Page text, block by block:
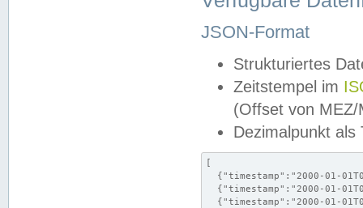
JSON-Format
Strukturiertes
Zeitstempel im
(Offset von MEZ/
Dezimalpunkt als
[
{"timestamp":"2000-01-
{"timestamp":"2000-01-
{"timestamp":"2000-01-